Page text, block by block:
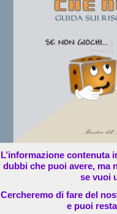
L’informazione contenuta
dubbi che puoi avere, ma
se vuoi
Cercheremo di fare del
e puoi